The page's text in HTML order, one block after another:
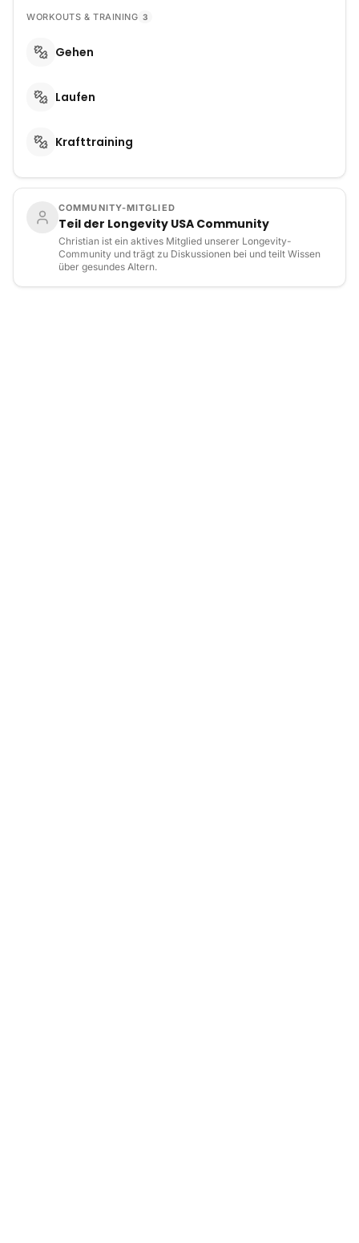
WORKOUTS & TRAINING 3
Gehen
Laufen
Krafttraining
COMMUNITY-MITGLIED
Teil der Longevity USA Community
Christian ist ein aktives Mitglied unserer Longevity-
Community und trägt zu Diskussionen bei und teilt Wissen
über gesundes Altern.